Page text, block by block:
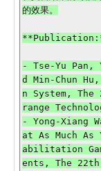
的效果。
- Tse-Yu Pan,
d Min-Chun
n System,
range
- Yong-Xiang
at As Much As
abilitation
ents, The 22th